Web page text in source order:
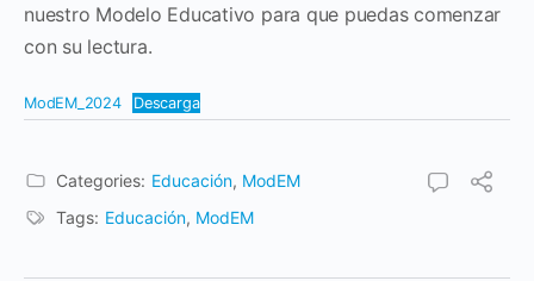
nuestro Modelo Educativo para que puedas comenzar
con su lectura.
ModEM_2024 Descarga
Categories: Educación, ModEM
Tags: Educación, ModEM